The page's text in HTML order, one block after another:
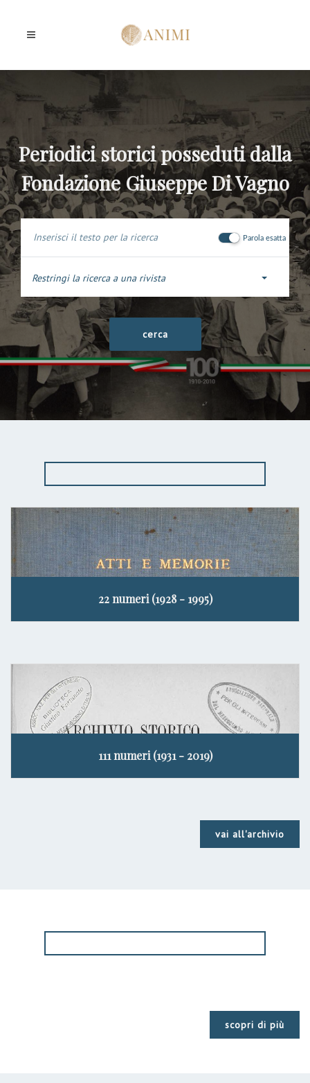
Periodici storici posseduti dalla
Fondazione Giuseppe Di Vagno
Parola esatta
Restringi la ricerca a una rivista
22 numeri (1928 - 1995)
111 numeri (1931 - 2019)
vai all'archivio
scopri di più